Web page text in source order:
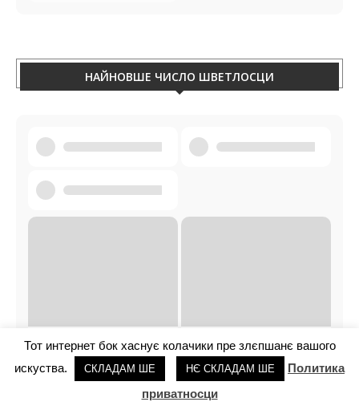
ХВИЛЯ
Тот интернет бок хаснує колачики пре злєпшанє вашого
искуства.
СКЛАДАМ ШЕ НЄ СКЛАДАМ ШЕ
Политика
приватносци